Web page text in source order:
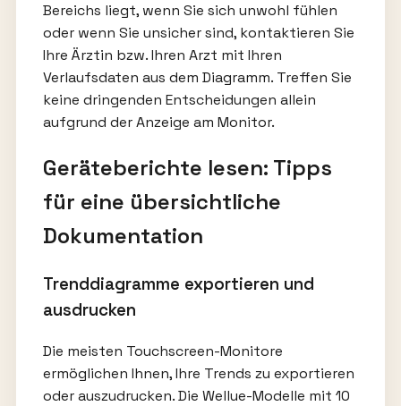
Bereichs liegt, wenn Sie sich unwohl fühlen
oder wenn Sie unsicher sind, kontaktieren Sie
Ihre Ärztin bzw. Ihren Arzt mit Ihren
Verlaufsdaten aus dem Diagramm. Treffen Sie
keine dringenden Entscheidungen allein
aufgrund der Anzeige am Monitor.
Geräteberichte lesen: Tipps
für eine übersichtliche
Dokumentation
Trenddiagramme exportieren und
ausdrucken
Die meisten Touchscreen-Monitore
ermöglichen Ihnen, Ihre Trends zu exportieren
oder auszudrucken. Die Wellue-Modelle mit 10